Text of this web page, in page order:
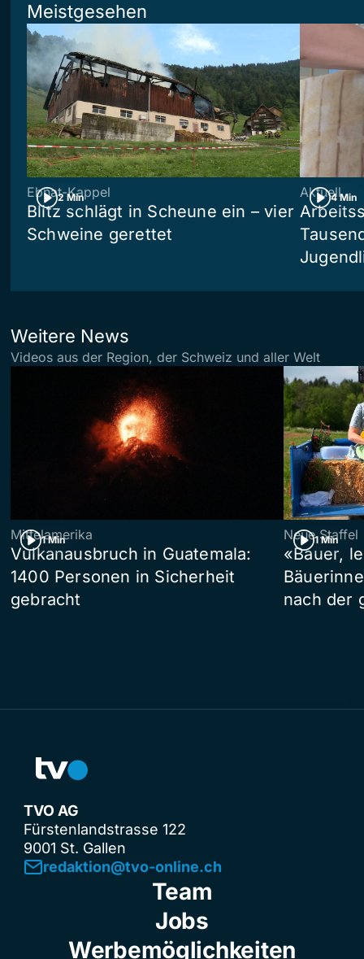
Meistgesehen
2 Min
Ebnat-Kappel
Blitz schlägt in Scheune ein – vier
Schweine gerettet
4 Min
Aktuell
Weitere News
Videos aus der Region, der Schweiz und aller Welt
1 Min
Mittelamerika
Vulkanausbruch in Guatemala:
1400 Personen in Sicherheit
gebracht
1 Min
Neue Staffel
«Bauer,
nach der
TVO AG
Fürstenlandstrasse 122
9001 St. Gallen
redaktion@tvo-online.ch
Team
Jobs
Werbemöglichkeiten